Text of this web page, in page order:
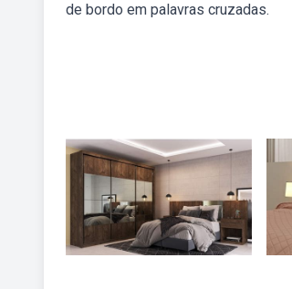
de bordo em palavras cruzadas.